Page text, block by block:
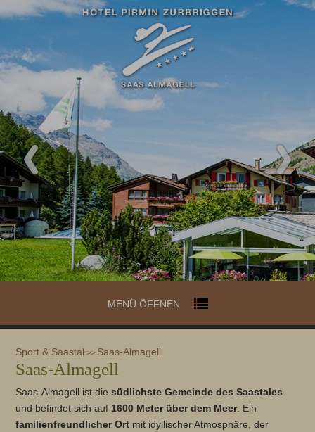
MENÜ ÖFFNEN
Sport & Saastal >> Saas-Almagell
Saas-Almagell
Saas-Almagell ist diesüdlichste Gemeinde des Saastales
und befindet sich auf 1600 Meter über dem Meer. Ein
familienfreundlicher Ort mit idyllischer Atmosphäre, der